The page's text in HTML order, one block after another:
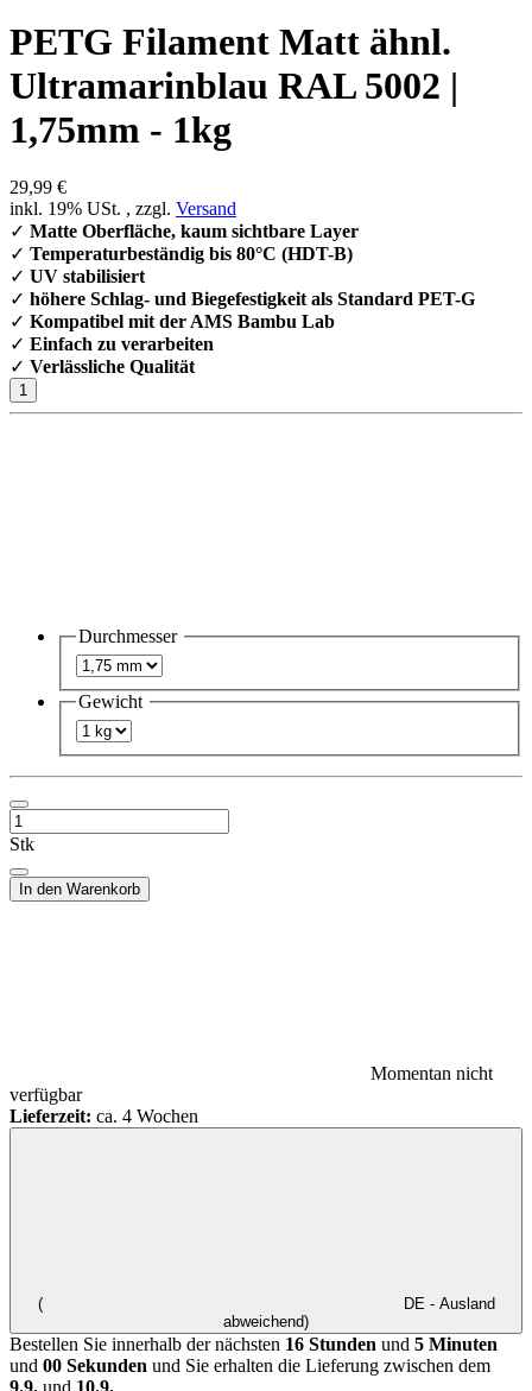
PETG Filament Matt ähnl.
Ultramarinblau RAL 5002 |
1,75mm - 1kg
29,99 €
inkl. 19% USt. , zzgl. Versand
✓ Matte Oberfläche, kaum sichtbare Layer
✓ Temperaturbeständig bis 80°C (HDT-B)
✓ UV stabilisiert
✓ höhere Schlag- und Biegefestigkeit als Standard PET-G
✓ Kompatibel mit der AMS Bambu Lab
✓ Einfach zu verarbeiten
✓ Verlässliche Qualität
Durchmesser
Gewicht
Stk
In den Warenkorb
Momentan nicht
verfügbar
Lieferzeit: ca. 4 Wochen
(
DE - Ausland
abweichend)
Bestellen Sie innerhalb der nächsten 16 Stunden und 5 Minuten
und 00 Sekunden und Sie erhalten die Lieferung zwischen dem
9.9. und 10.9.